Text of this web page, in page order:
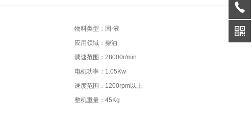
物料类型：固-液
应用领域：柴油
调速范围：28000r/min
电机功率：1.05Kw
速度范围：1200rpm以上
整机重量：45Kg